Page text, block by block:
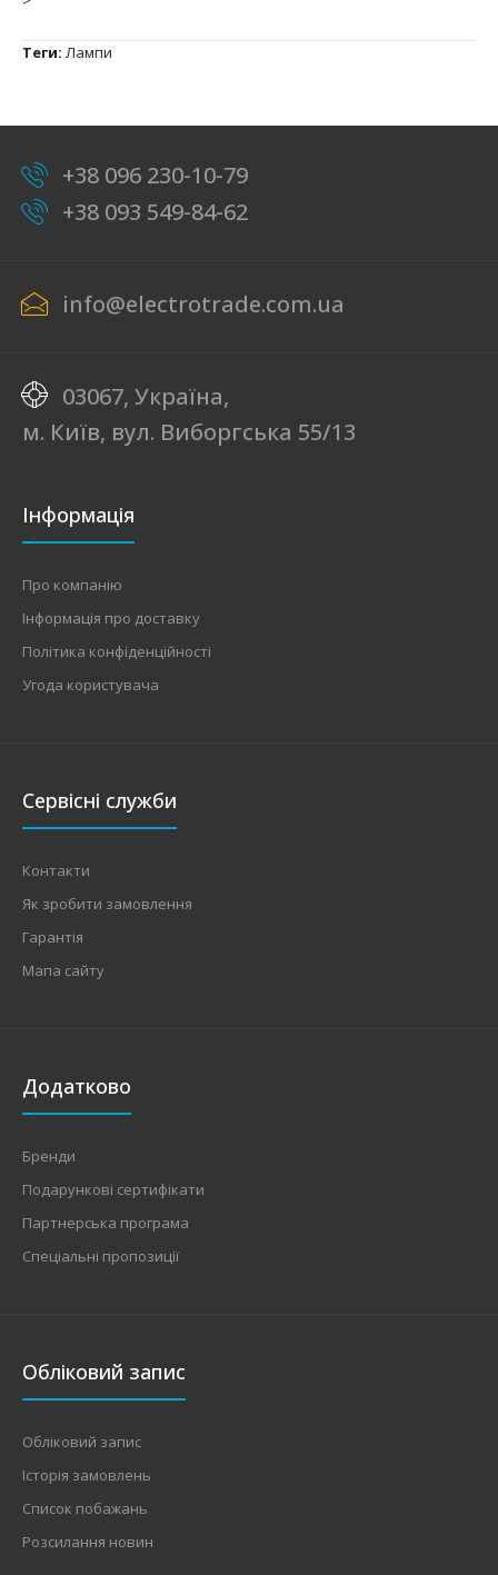
Теги: Лампи
+38 096 230-10-79
+38 093 549-84-62
info@electrotrade.com.ua
03067, Україна,
м. Київ, вул. Виборгська 55/13
Інформація
Про компанію
Інформація про доставку
Політика конфіденційності
Угода користувача
Сервісні служби
Контакти
Як зробити замовлення
Гарантія
Мапа сайту
Додатково
Бренди
Подарункові сертифікати
Партнерська програма
Спеціальні пропозиції
Обліковий запис
Обліковий запис
Історія замовлень
Список побажань
Розсилання новин